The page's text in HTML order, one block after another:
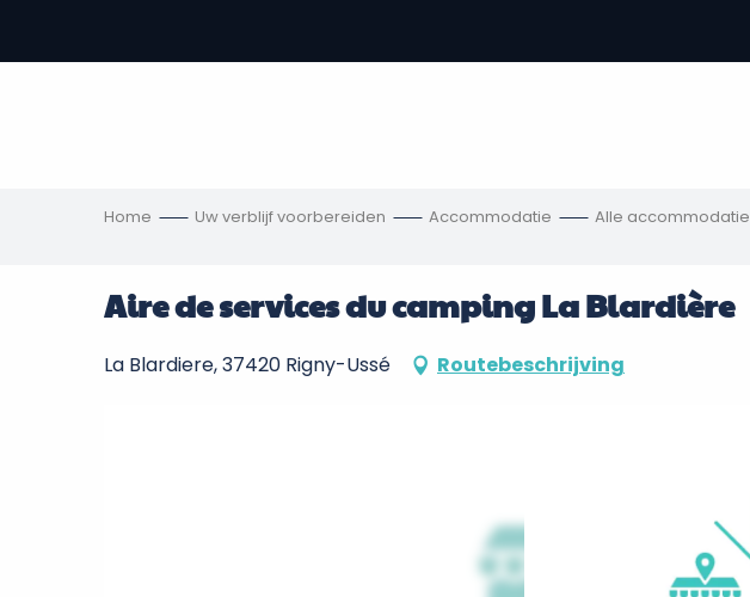
contenu
Home Uw verblijf voorbereiden Accommodatie Alle accommodatie
Aire de services du camping La Blardière
La Blardiere, 37420 Rigny-Ussé Routebeschrijving